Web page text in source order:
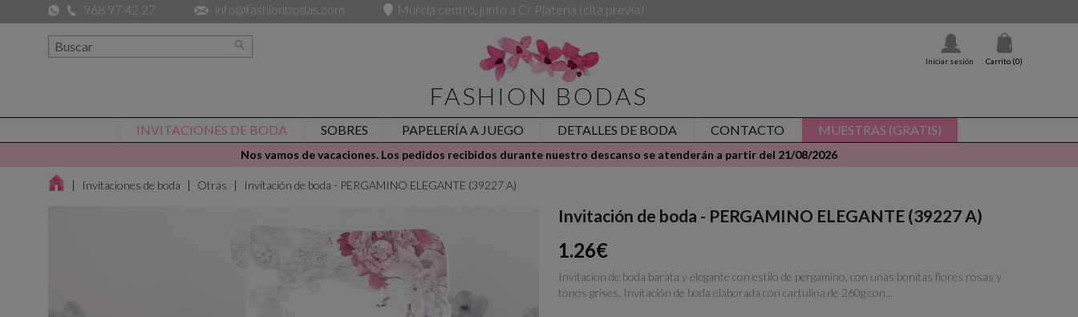
968 97 42 27 info@fashionbodas.com Murcia centro, junto a C/ Platería (cita previa)

Iniciar sesión Carrito (0)
FASHION BODAS
INVITACIONES DE BODA SOBRES PAPELERÍA A JUEGO DETALLES DE BODA CONTACTO MUESTRAS (GRATIS)
Nos vamos de vacaciones. Los pedidos recibidos durante nuestro descanso se atenderán a partir del 21/08/2026
Invitaciones de boda Otras Invitación de boda - PERGAMINO ELEGANTE (39227 A)
Invitación de boda - PERGAMINO ELEGANTE (39227 A)
1.26€
Invitacion de boda barata y elegante con estilo de pergamino, con unas bonitas flores rosas y
tonos grises. Invitación de boda elaborada con cartulina de 260g con...